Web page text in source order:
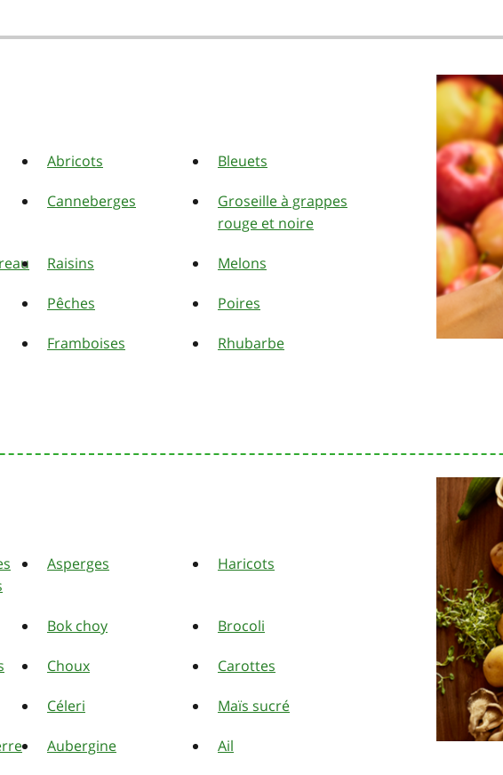
Abricots Bleuets
Canneberges
Groseille à grappes
rouge et noire
Raisins Melons
Pêches Poires
Framboises Rhubarbe
Asperges Haricots
Bok choy Brocoli
Choux Carottes
Céleri Maïs sucré
Aubergine Ail